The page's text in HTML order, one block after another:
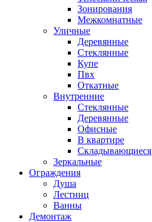
Зонирования
Межкомнатные
Уличные
Деревянные
Стеклянные
Купе
Пвх
Откатные
Внутренние
Стеклянные
Деревянные
Офисные
В квартире
Складывающиеся
Зеркальные
Ограждения
Душа
Лестниц
Ванны
Демонтаж